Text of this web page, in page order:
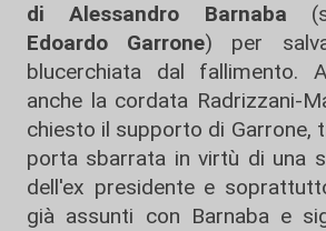
di Alessandro Barnaba
Edoardo Garrone) per
blucerchiata dal fallimento.
anche la cordata Radrizzani-
chiesto il supporto di Garrone,
porta sbarrata in virtù di una
dell'ex presidente e
già assunti con Barnaba e